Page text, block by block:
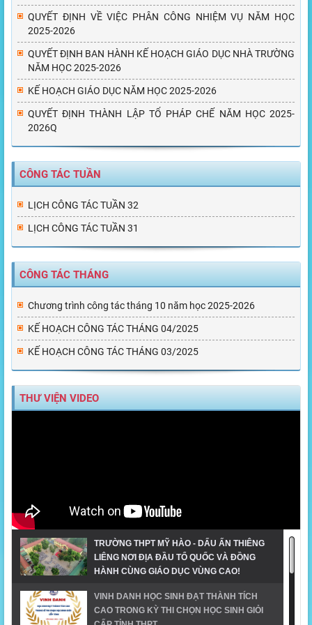
QUYẾT ĐỊNH VỀ VIỆC PHÂN CÔNG NHIỆM VỤ NĂM HỌC
2025-2026
QUYẾT ĐỊNH BAN HÀNH KẾ HOẠCH GIÁO DỤC NHÀ TRƯỜNG
NĂM HỌC 2025-2026
KẾ HOẠCH GIÁO DỤC NĂM HỌC 2025-2026
QUYẾT ĐỊNH THÀNH LẬP TỔ PHÁP CHẾ NĂM HỌC 2025-
2026Q
CÔNG TÁC TUẦN
LỊCH CÔNG TÁC TUẦN 32
LỊCH CÔNG TÁC TUẦN 31
CÔNG TÁC THÁNG
Chương trình công tác tháng 10 năm học 2025-2026
KẾ HOẠCH CÔNG TÁC THÁNG 04/2025
KẾ HOẠCH CÔNG TÁC THÁNG 03/2025
THƯ VIỆN VIDEO
TRƯỜNG THPT MỸ HÀO - DẤU ẤN THIÊNG
LIÊNG NƠI ĐỊA ĐẦU TỔ QUỐC VÀ ĐỒNG
HÀNH CÙNG GIÁO DỤC VÙNG CAO!
VINH DANH HỌC SINH ĐẠT THÀNH TÍCH
CAO TRONG KỲ THI CHỌN HỌC SINH GIỎI